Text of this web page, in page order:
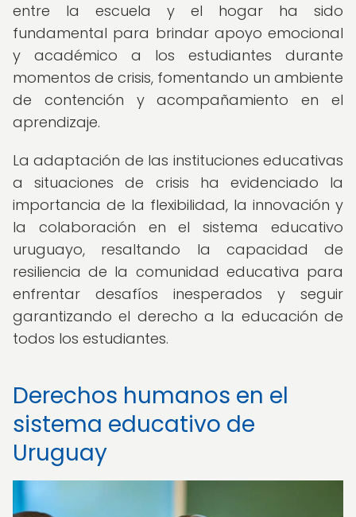
entre la escuela y el hogar ha sido
fundamental para brindar apoyo emocional
y académico a los estudiantes durante
momentos de crisis, fomentando un ambiente
de contención y acompañamiento en el
aprendizaje.
La adaptación de las instituciones educativas
a situaciones de crisis ha evidenciado la
importancia de la flexibilidad, la innovación y
la colaboración en el sistema educativo
uruguayo, resaltando la capacidad de
resiliencia de la comunidad educativa para
enfrentar desafíos inesperados y seguir
garantizando el derecho a la educación de
todos los estudiantes.
Derechos humanos en el
sistema educativo de
Uruguay